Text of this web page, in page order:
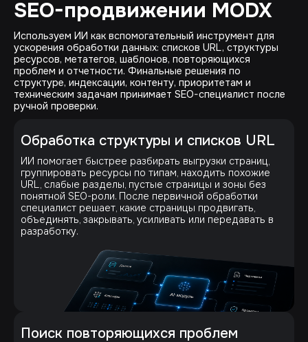
SEO-продвижении MODX
Используем ИИ как вспомогательный инструмент для
ускорения обработки данных: списков URL, структуры
ресурсов, метатегов, шаблонов, повторяющихся
проблем и отчетности. Финальные решения по
структуре, индексации, контенту, приоритетам и
техническим задачам принимает SEO-специалист после
ручной проверки.
Обработка структуры и списков URL
ИИ помогает быстрее разбирать выгрузки страниц,
группировать ресурсы по типам, находить похожие
URL, слабые разделы, пустые страницы и зоны без
понятной SEO-роли. После первичной обработки
специалист решает, какие страницы продвигать,
объединять, закрывать, усиливать или передавать в
разработку.
Поиск повторяющихся проблем